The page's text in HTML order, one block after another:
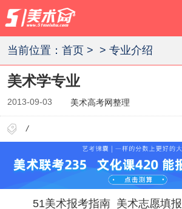
当前位置： 首页> > 专业介绍
美术学专业
2013-09-03 美术高考网整理
/
51美术报考指南 美术志愿填报